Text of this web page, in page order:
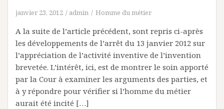
janvier 23, 2012 admin Homme du métier
A la suite de l’article précédent, sont repris ci-après
les développements de l’arrêt du 13 janvier 2012 sur
l’appréciation de l’activité inventive de l’invention
brevetée. L’intérêt, ici, est de montrer le soin apporté
par la Cour à examiner les arguments des parties, et
à y répondre pour vérifier si l’homme du métier
aurait été incité […]